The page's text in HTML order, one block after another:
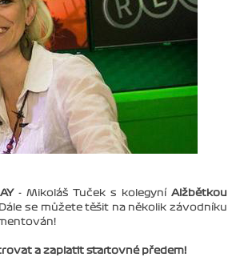
- Mikoláš Tuček s kolegyníAlžbětkou
se můžete těšit na několik závodníku
a zaplatit startovné předem!